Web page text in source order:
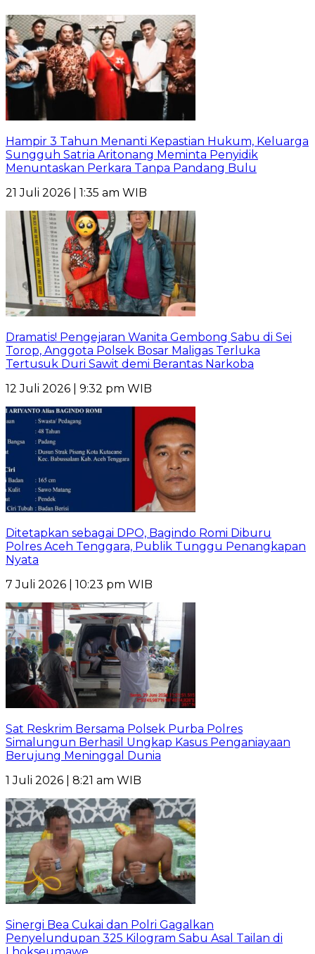
Hampir 3 Tahun Menanti Kepastian Hukum, Keluarga
Sungguh Satria Aritonang Meminta Penyidik
Menuntaskan Perkara Tanpa Pandang Bulu
21 Juli 2026 | 1:35 am WIB
Dramatis! Pengejaran Wanita Gembong Sabu di Sei
Torop, Anggota Polsek Bosar Maligas Terluka
Tertusuk Duri Sawit demi Berantas Narkoba
12 Juli 2026 | 9:32 pm WIB
Ditetapkan sebagai DPO, Bagindo Romi Diburu
Polres Aceh Tenggara, Publik Tunggu Penangkapan
Nyata
7 Juli 2026 | 10:23 pm WIB
Sat Reskrim Bersama Polsek Purba Polres
Simalungun Berhasil Ungkap Kasus Penganiayaan
Berujung Meninggal Dunia
1 Juli 2026 | 8:21 am WIB
Sinergi Bea Cukai dan Polri Gagalkan
Penyelundupan 325 Kilogram Sabu Asal Tailan di
Lhokseumawe